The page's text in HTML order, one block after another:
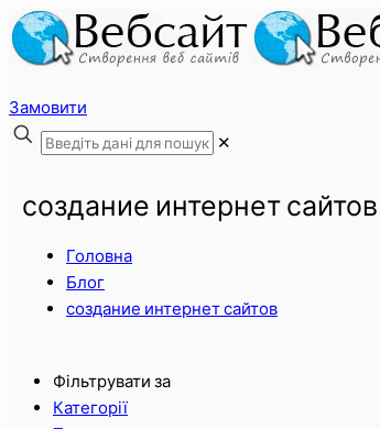
Замовити
✕
создание интернет сайтов
Головна
Блог
создание интернет сайтов
Фільтрувати за
Категорії